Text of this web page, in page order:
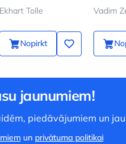
Ekhart Tolle
Nopirkt
Vadim
jaunumiem!
piedāvājumiem un
un privātuma politikai